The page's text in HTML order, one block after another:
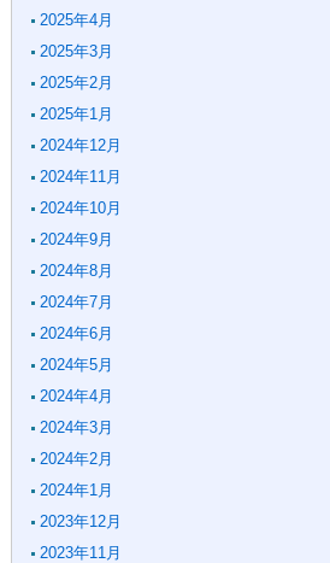
2025年4月
2025年3月
2025年2月
2025年1月
2024年12月
2024年11月
2024年10月
2024年9月
2024年8月
2024年7月
2024年6月
2024年5月
2024年4月
2024年3月
2024年2月
2024年1月
2023年12月
2023年11月